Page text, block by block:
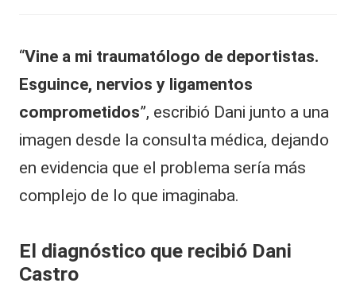
“Vine a mi traumatólogo de deportistas.
Esguince, nervios y ligamentos
comprometidos”, escribió Dani junto a una
imagen desde la consulta médica, dejando
en evidencia que el problema sería más
complejo de lo que imaginaba.
El diagnóstico que recibió Dani
Castro